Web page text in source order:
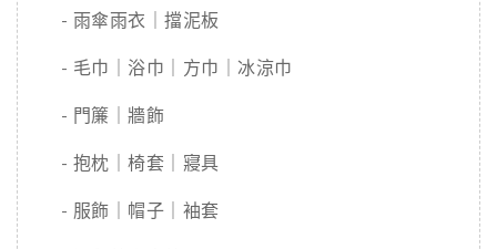
- 雨傘雨衣｜擋泥板
- 毛巾｜浴巾｜方巾｜冰涼巾
- 門簾｜牆飾
- 抱枕｜椅套｜寢具
- 服飾｜帽子｜袖套